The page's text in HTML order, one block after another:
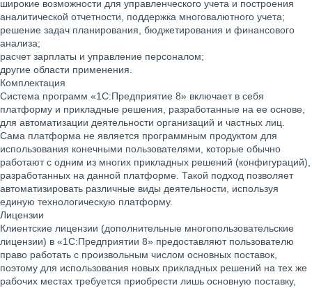
широкие возможности для управленческого учета и построения
аналитической отчетности, поддержка многовалютного учета;
решение задач планирования, бюджетирования и финансового
анализа;
расчет зарплаты и управление персоналом;
другие области применения.
Комплектация
Система программ «1С:Предприятие 8» включает в себя
платформу и прикладные решения, разработанные на ее основе,
для автоматизации деятельности организаций и частных лиц.
Сама платформа не является программным продуктом для
использования конечными пользователями, которые обычно
работают с одним из многих прикладных решений (конфигураций),
разработанных на данной платформе. Такой подход позволяет
автоматизировать различные виды деятельности, используя
единую технологическую платформу.
Лицензии
Клиентские лицензии (дополнительные многопользовательские
лицензии) в «1С:Предприятии 8» предоставляют пользователю
право работать с произвольным числом основных поставок,
поэтому для использования новых прикладных решений на тех же
рабочих местах требуется приобрести лишь основную поставку,